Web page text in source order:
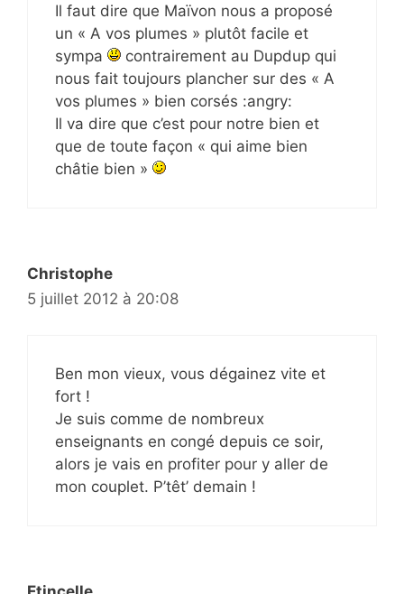
Il faut dire que Maïvon nous a proposé
un « A vos plumes » plutôt facile et
sympa
contrairement au Dupdup qui
nous fait toujours plancher sur des « A
vos plumes » bien corsés :angry:
Il va dire que c’est pour notre bien et
que de toute façon « qui aime bien
châtie bien »
Christophe
5 juillet 2012 à 20:08
Ben mon vieux, vous dégainez vite et
fort !
Je suis comme de nombreux
enseignants en congé depuis ce soir,
alors je vais en profiter pour y aller de
mon couplet. P’têt’ demain !